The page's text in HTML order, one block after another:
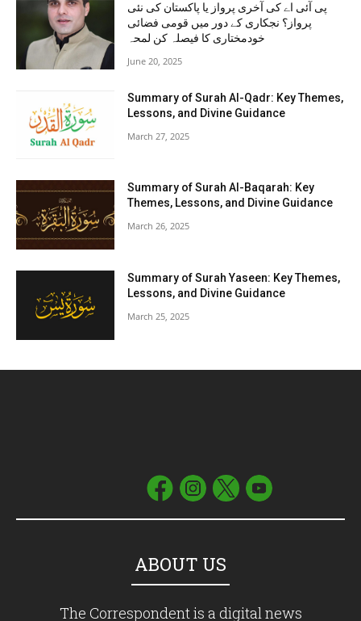
پی آئی اے کی آخری پرواز یا پاکستان کی نئی
پرواز؟ نجکاری کے دور میں قومی فضائی
خودمختاری کا فیصلہ کن لمحہ
June 20, 2025
Summary of Surah Al-Qadr: Key Themes,
Lessons, and Divine Guidance
March 27, 2025
Summary of Surah Al-Baqarah: Key
Themes, Lessons, and Divine Guidance
March 26, 2025
Summary of Surah Yaseen: Key Themes,
Lessons, and Divine Guidance
March 25, 2025
ABOUT US
The Correspondent is a digital news